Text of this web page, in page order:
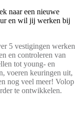
naar een nieuwe
en wil jij werken bij
5 vestigingen werken
en controleren van
tot young- en
voeren keuringen uit,
nog veel meer! Volop
te ontwikkelen.